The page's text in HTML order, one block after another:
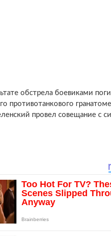
обстрела боевиками
противотанкового
провел совещание с